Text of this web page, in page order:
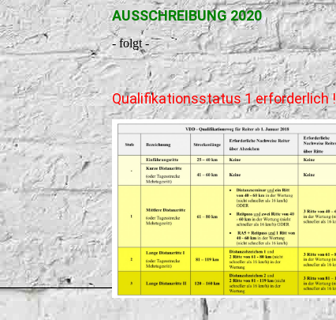
AUSSCHREIBUNG 2020
- folgt -
Qualifikationsstatus 1 erforderlich !